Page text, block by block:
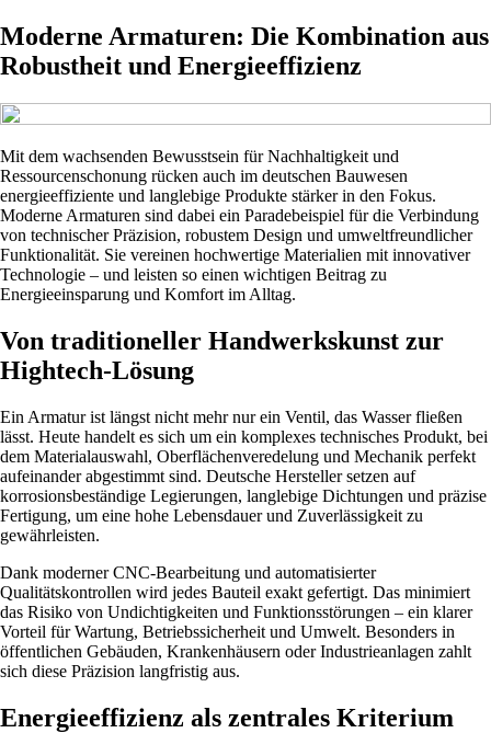
Moderne Armaturen: Die Kombination aus
Robustheit und Energieeffizienz
Mit dem wachsenden Bewusstsein für Nachhaltigkeit und
Ressourcenschonung rücken auch im deutschen Bauwesen
energieeffiziente und langlebige Produkte stärker in den Fokus.
Moderne Armaturen sind dabei ein Paradebeispiel für die Verbindung
von technischer Präzision, robustem Design und umweltfreundlicher
Funktionalität. Sie vereinen hochwertige Materialien mit innovativer
Technologie – und leisten so einen wichtigen Beitrag zu
Energieeinsparung und Komfort im Alltag.
Von traditioneller Handwerkskunst zur
Hightech-Lösung
Ein Armatur ist längst nicht mehr nur ein Ventil, das Wasser fließen
lässt. Heute handelt es sich um ein komplexes technisches Produkt, bei
dem Materialauswahl, Oberflächenveredelung und Mechanik perfekt
aufeinander abgestimmt sind. Deutsche Hersteller setzen auf
korrosionsbeständige Legierungen, langlebige Dichtungen und präzise
Fertigung, um eine hohe Lebensdauer und Zuverlässigkeit zu
gewährleisten.
Dank moderner CNC-Bearbeitung und automatisierter
Qualitätskontrollen wird jedes Bauteil exakt gefertigt. Das minimiert
das Risiko von Undichtigkeiten und Funktionsstörungen – ein klarer
Vorteil für Wartung, Betriebssicherheit und Umwelt. Besonders in
öffentlichen Gebäuden, Krankenhäusern oder Industrieanlagen zahlt
sich diese Präzision langfristig aus.
Energieeffizienz als zentrales Kriterium